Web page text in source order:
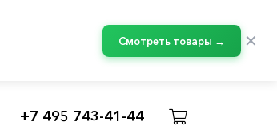
Смотреть товары → ✕
+7 495 743-41-44